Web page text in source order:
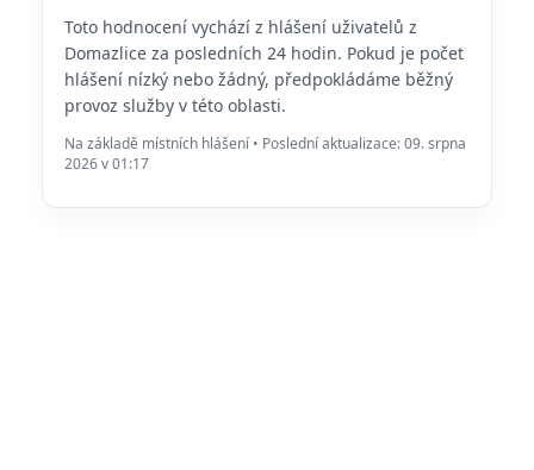
Toto hodnocení vychází z hlášení uživatelů z
Domazlice za posledních 24 hodin. Pokud je počet
hlášení nízký nebo žádný, předpokládáme běžný
provoz služby v této oblasti.
Na základě místních hlášení • Poslední aktualizace: 09. srpna
2026 v 01:17